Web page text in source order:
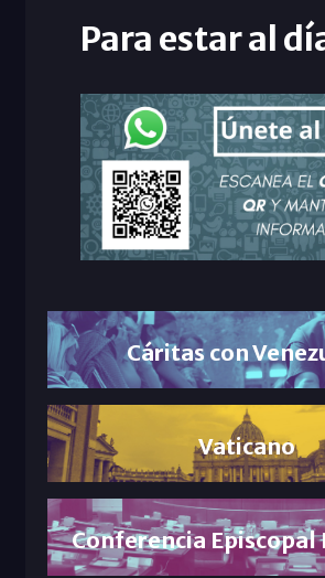
Para estar al
Cáritas con
Vaticano
Conferencia Episcopal